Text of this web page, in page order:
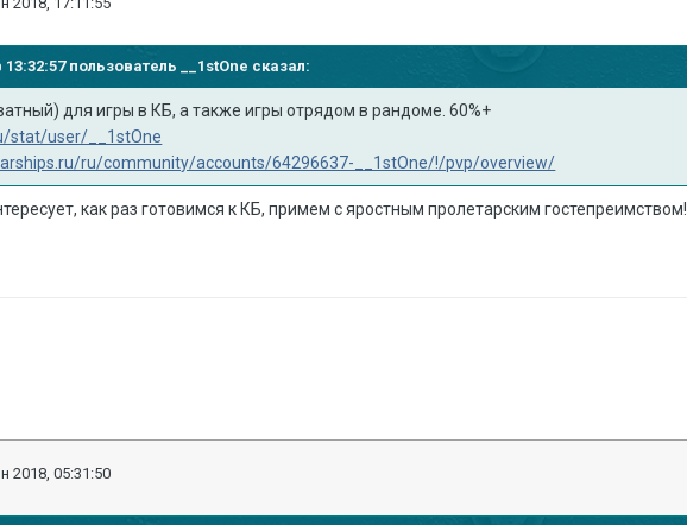
13:32:57 пользователь __1stOne сказал:
для игры в КБ, а также игры отрядом в рандоме. 60%+
stat/user/__1stOne
ru/community/accounts/64296637-__1stOne/!/pvp/overview/
как раз готовимся к КБ, примем с яростным пролетарским гостепреимством!
2018, 05:31:50